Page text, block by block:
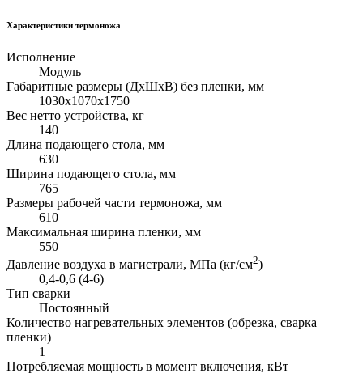
Характеристики термоножа
Исполнение
Модуль
Габаритные размеры (ДхШхВ) без пленки, мм
1030х1070х1750
Вес нетто устройства, кг
140
Длина подающего стола, мм
630
Ширина подающего стола, мм
765
Размеры рабочей части термоножа, мм
610
Максимальная ширина пленки, мм
550
Давление воздуха в магистрали, МПа (кг/см2)
0,4-0,6 (4-6)
Тип сварки
Постоянный
Количество нагревательных элементов (обрезка, сварка
пленки)
1
Потребляемая мощность в момент включения, кВт